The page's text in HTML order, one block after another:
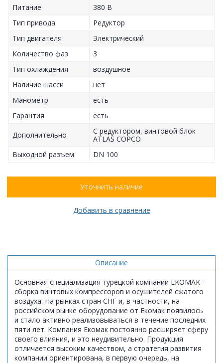
Питание
380 В
Тип привода
Редуктор
Тип двигателя
Электрический
Количество фаз
3
Тип охлаждения
воздушное
Наличие шасси
нет
Манометр
есть
Гарантия
есть
Дополнительно
С редуктором, винтовой блок
ATLAS COPCO
Выходной разъем
DN 100
Уточнить наличие
Добавить в сравнение
Описание
Основная специализация турецкой компании EKOMAK -
сборка винтовых компрессоров и осушителей сжатого
воздуха. На рынках стран СНГ и, в частности, на
российском рынке оборудование от Екомак появилось
и стало активно реализовываться в течение последних
пяти лет. Компания Екомак постоянно расширяет сферу
своего влияния, и это неудивительно. Продукция
отличается высоким качеством, а стратегия развития
компании ориентирована, в первую очередь, на